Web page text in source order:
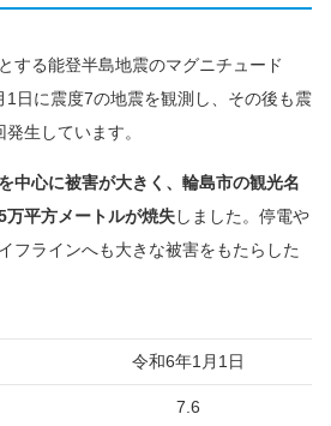
する能登半島地震のマグニチュード
日に震度7の地震を観測し、その後も震
生しています。
中心に被害が大きく、輪島市の観光名
万平方メートルが焼失しました。停電や
フラインへも大きな被害をもたらした
令和6年1月1日
7.6